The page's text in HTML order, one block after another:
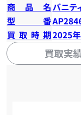
商品名バニテ
型番
買取時期2025
買取実